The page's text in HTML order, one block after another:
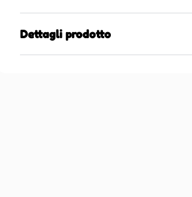
Dettagli prodotto